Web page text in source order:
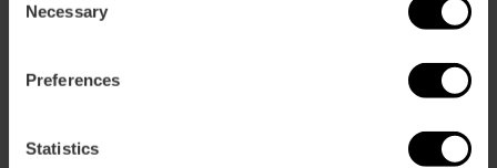
Selection
Necessary
Preferences
Statistics